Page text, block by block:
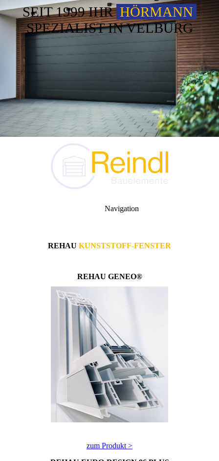
SEIT 1999 IHR HÖRMANN
SPEZIALIST IN VELBURG
Navigation
REHAU KUNSTSTOFF-FENSTER
REHAU GENEO®
zum Produkt >